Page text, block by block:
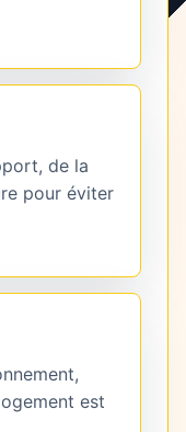
de la
pour éviter
est